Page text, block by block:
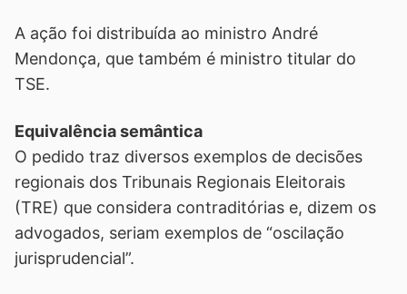
A ação foi distribuída ao ministro André
Mendonça, que também é ministro titular do
TSE.
Equivalência semântica
O pedido traz diversos exemplos de decisões
regionais dos Tribunais Regionais Eleitorais
(TRE) que considera contraditórias e, dizem os
advogados, seriam exemplos de “oscilação
jurisprudencial”.